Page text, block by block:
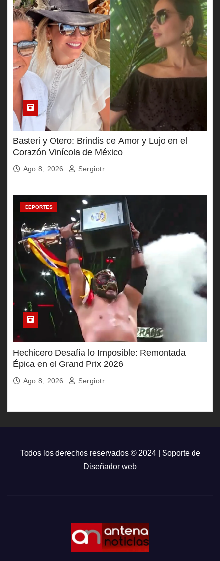
Basteri y Otero: Brindis de Amor y Lujo en el
Corazón Vinícola de México
Ago 8, 2026 Sergiotr
DEPORTES
Hechicero Desafía lo Imposible: Remontada
Épica en el Grand Prix 2026
Ago 8, 2026 Sergiotr
Todos los derechos reservados © 2024 | Soporte de
Diseñador web